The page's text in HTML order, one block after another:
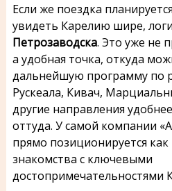
Если же поездка
увидеть Карелию шире,
Петрозаводска. Это уже не
а удобная точка, откуда
дальнейшую программу по
Рускеала, Кивач,
другие направления
оттуда. У самой компании
прямо позиционируется
знакомства с ключевыми
достопримечательностями